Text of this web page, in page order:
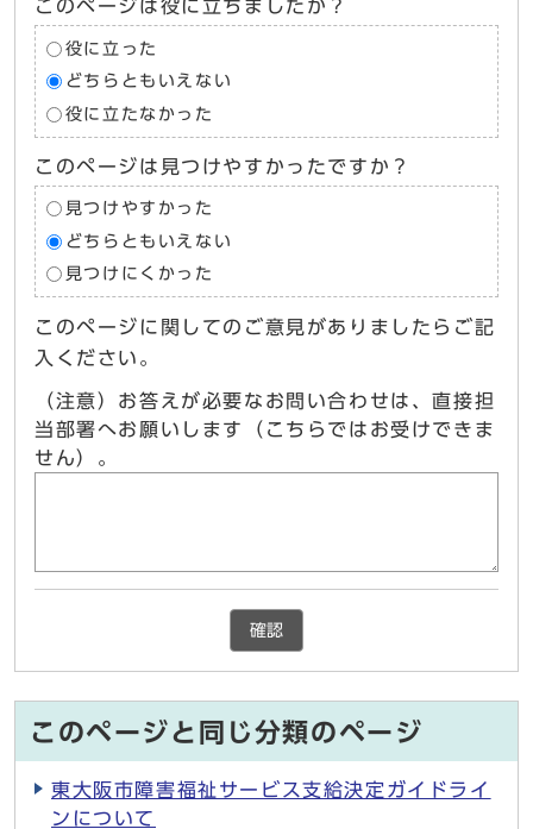
このページは役に立ちましたか？
役に立った
どちらともいえない
役に立たなかった
このページは見つけやすかったですか？
見つけやすかった
どちらともいえない
見つけにくかった
このページに関してのご意見がありましたらご記
入ください。
（注意）お答えが必要なお問い合わせは、直接担
当部署へお願いします（こちらではお受けできま
せん）。
確認
このページと同じ分類のページ
東大阪市障害福祉サービス支給決定ガイドライ
ンについて